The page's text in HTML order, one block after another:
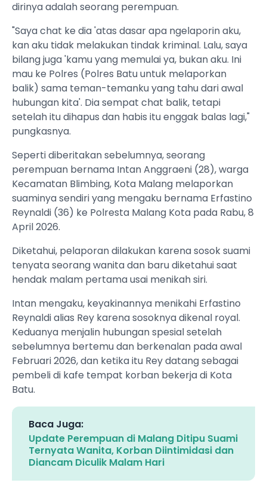
dirinya adalah seorang perempuan.
"Saya chat ke dia 'atas dasar apa ngelaporin aku,
kan aku tidak melakukan tindak kriminal. Lalu, saya
bilang juga 'kamu yang memulai ya, bukan aku. Ini
mau ke Polres (Polres Batu untuk melaporkan
balik) sama teman-temanku yang tahu dari awal
hubungan kita'. Dia sempat chat balik, tetapi
setelah itu dihapus dan habis itu enggak balas lagi,"
pungkasnya.
Seperti diberitakan sebelumnya, seorang
perempuan bernama Intan Anggraeni (28), warga
Kecamatan Blimbing, Kota Malang melaporkan
suaminya sendiri yang mengaku bernama Erfastino
Reynaldi (36) ke Polresta Malang Kota pada Rabu, 8
April 2026.
Diketahui, pelaporan dilakukan karena sosok suami
tenyata seorang wanita dan baru diketahui saat
hendak malam pertama usai menikah siri.
Intan mengaku, keyakinannya menikahi Erfastino
Reynaldi alias Rey karena sosoknya dikenal royal.
Keduanya menjalin hubungan spesial setelah
sebelumnya bertemu dan berkenalan pada awal
Februari 2026, dan ketika itu Rey datang sebagai
pembeli di kafe tempat korban bekerja di Kota
Batu.
Baca Juga:
Update Perempuan di Malang Ditipu Suami
Ternyata Wanita, Korban Diintimidasi dan
Diancam Diculik Malam Hari